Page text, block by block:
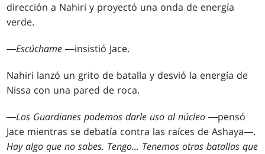
dirección a Nahiri y proyectó una onda de energía
verde.
―Escúchame ―insistió Jace.
Nahiri lanzó un grito de batalla y desvió la energía de
Nissa con una pared de roca.
―Los Guardianes podemos darle uso al núcleo ―pensó
Jace mientras se debatía contra las raíces de Ashaya―.
Hay algo que no sabes. Tengo... Tenemos otras batallas que